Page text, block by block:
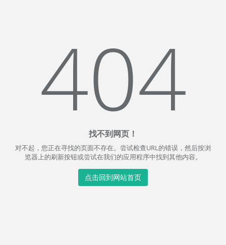
404
找不到网页！
对不起，您正在寻找的页面不存在。尝试检查URL的错误，然后按浏
览器上的刷新按钮或尝试在我们的应用程序中找到其他内容。
点击回到网站首页